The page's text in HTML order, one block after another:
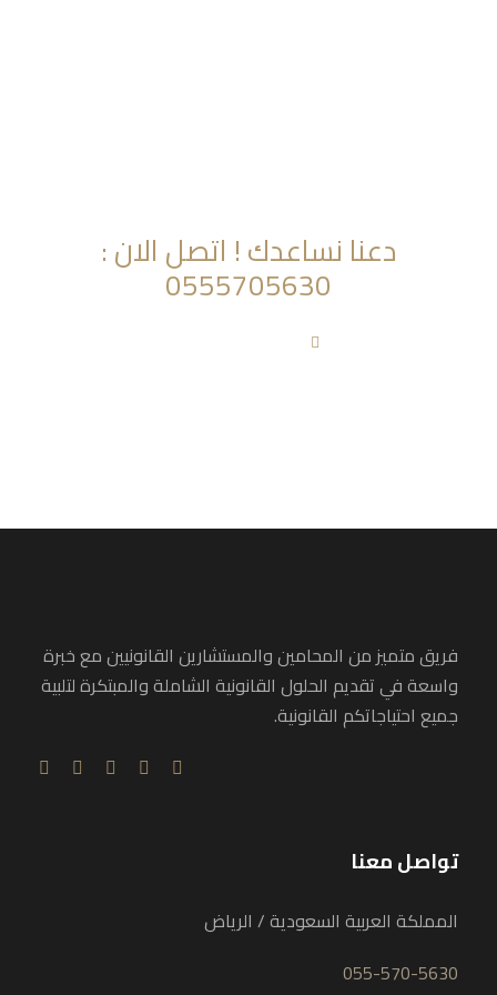
دعنا نساعدك ! اتصل الان :
0555705630
فريق متميز من المحامين والمستشارين القانونيين مع خبرة
واسعة في تقديم الحلول القانونية الشاملة والمبتكرة لتلبية
جميع احتياجاتكم القانونية.
تواصل معنا
المملكة العربية السعودية / الرياض
055-570-5630